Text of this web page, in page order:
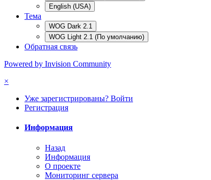
English (USA)
Тема
WOG Dark 2.1
WOG Light 2.1 (По умолчанию)
Обратная связь
Powered by Invision Community
×
Уже зарегистрированы? Войти
Регистрация
Информация
Назад
Информация
О проекте
Мониторинг сервера